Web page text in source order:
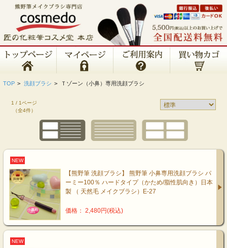
TOP > 洗顔ブラシ > Ｔゾーン（小鼻）専用洗顔ブラシ
1 / 1ページ
（全4件）
NEW
【熊野筆 洗顔ブラシ】 熊野筆 小鼻専用洗顔ブラシ パ
ーミー100％ ハードタイプ（かため/脂性肌向き）日本
製 （ 天然毛 メイクブラシ）E-27
価格： 2,480円(税込)
NEW